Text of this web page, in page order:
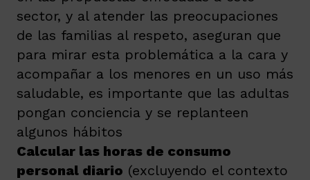
sector, y al atender las preocupaciones
de las familias al respeto, aseguran que
para mirar esta problemática a la cara y
acompañar a los menores en un uso más
saludable, es importante que las adultas
pongan conciencia y se replanteen
algunos hábitos
Calcular las horas de consumo
personal diario (excluyendo el contexto